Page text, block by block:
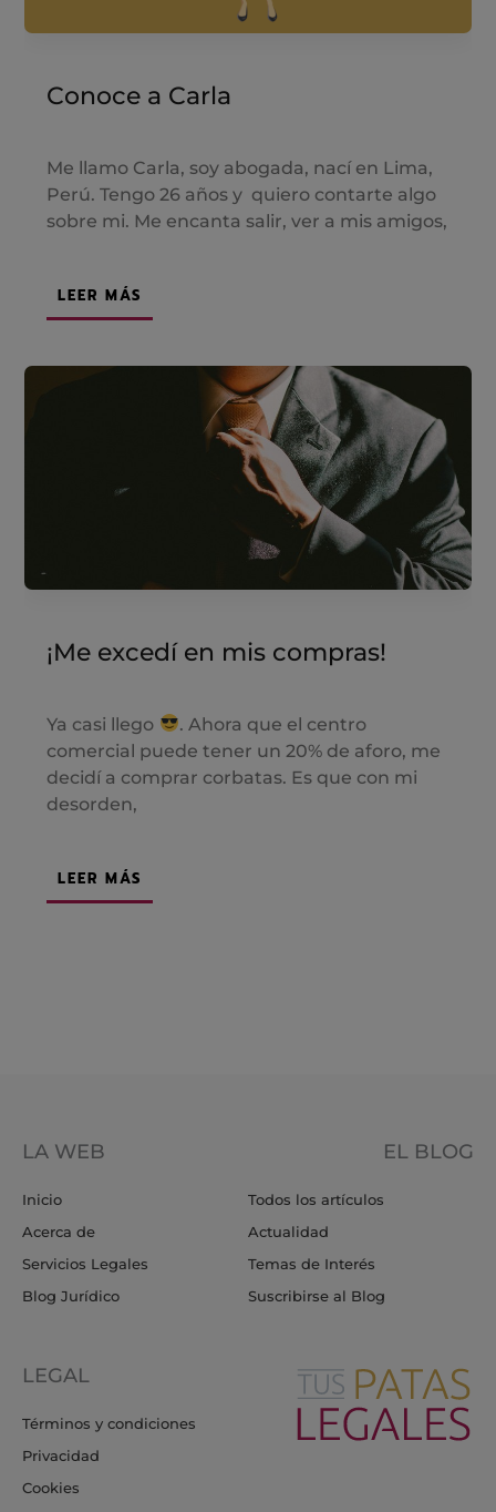
Conoce a Carla
Me llamo Carla, soy abogada, nací en Lima,
Perú. Tengo 26 años y quiero contarte algo
sobre mi. Me encanta salir, ver a mis amigos,
LEER MÁS
¡Me excedí en mis compras!
Ya casi llego
. Ahora que el centro
comercial puede tener un 20% de aforo, me
decidí a comprar corbatas. Es que con mi
desorden,
LEER MÁS
LA WEB
Inicio
Acerca de
Servicios Legales
Blog Jurídico
EL BLOG
Todos los artículos
Actualidad
Temas de Interés
Suscribirse al Blog
LEGAL
Términos y condiciones
Privacidad
Cookies